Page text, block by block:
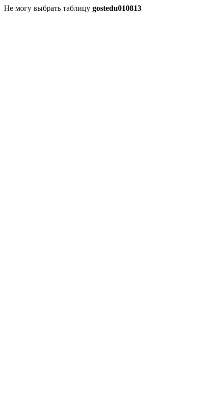
Не могу выбрать таблицу gostedu010813